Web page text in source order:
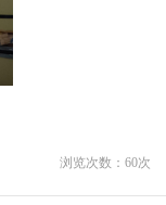
浏览次数： 60次